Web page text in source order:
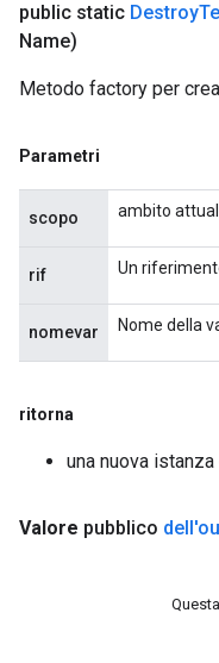
public static Destroy
Name)
Metodo factory per
Parametri
scopo ambito
rif Un
nomevar Nome della
ritorna
una nuova
Valore pubblico